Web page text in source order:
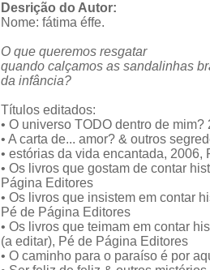
Desrição do Autor:
Nome: fátima éffe.
O que queremos resgatar
quando calçamos as sandalinhas
da infância?
Títulos editados:
• O universo TODO dentro de
• A carta de... amor? & outros
• estórias da vida encantada, 2006,
• Os livros que gostam de contar
Página Editores
• Os livros que insistem em contar
Pé de Página Editores
• Os livros que teimam em contar
(a editar), Pé de Página Editores
• O caminho para o paraíso é por